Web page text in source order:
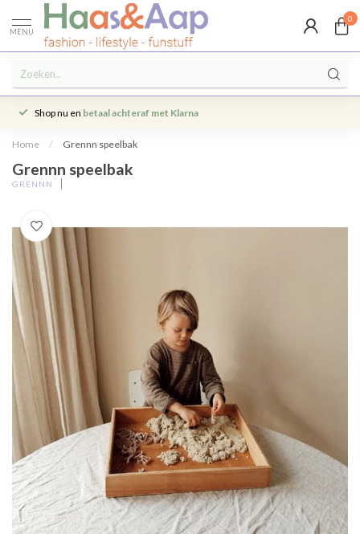
MENU
0
Shop nu en betaal achteraf met Klarna
Home / Grennn speelbak
Grennn speelbak
GRENNN